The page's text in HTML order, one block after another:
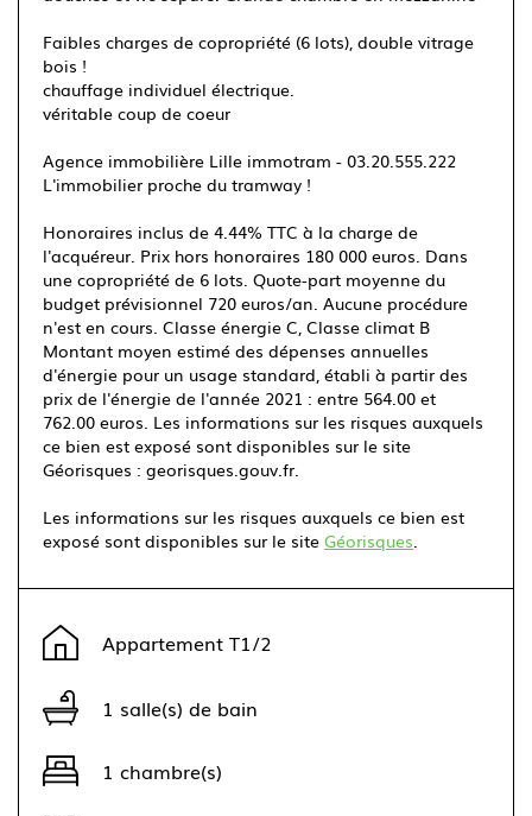
Faibles charges de copropriété (6 lots), double vitrage
bois !
chauffage individuel électrique.
véritable coup de coeur
Agence immobilière Lille immotram - 03.20.555.222
L'immobilier proche du tramway !
Honoraires inclus de 4.44% TTC à la charge de
l'acquéreur. Prix hors honoraires 180 000 euros. Dans
une copropriété de 6 lots. Quote-part moyenne du
budget prévisionnel 720 euros/an. Aucune procédure
n'est en cours. Classe énergie C, Classe climat B
Montant moyen estimé des dépenses annuelles
d'énergie pour un usage standard, établi à partir des
prix de l'énergie de l'année 2021 : entre 564.00 et
762.00 euros. Les informations sur les risques auxquels
ce bien est exposé sont disponibles sur le site
Géorisques : georisques.gouv.fr.
Les informations sur les risques auxquels ce bien est
exposé sont disponibles sur le site Géorisques.
+
−
Appartement T1/2
1 salle(s) de bain
1 chambre(s)